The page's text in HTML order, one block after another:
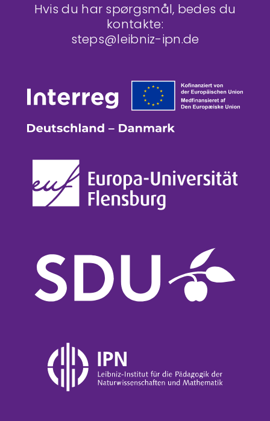
Hvis du har spørgsmål, bedes du
kontakte:
steps@leibniz-ipn.de